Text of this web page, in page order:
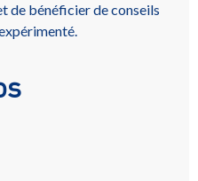
de bénéficier de conseils